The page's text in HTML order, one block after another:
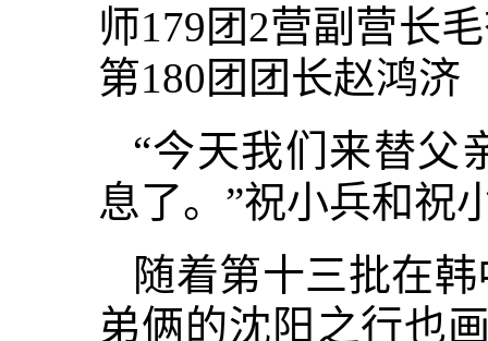
师179团2营副营长
第180团团长赵鸿济
“今天我们来替父
息了。”祝小兵和祝
随着第十三批在
弟俩的沈阳之行也